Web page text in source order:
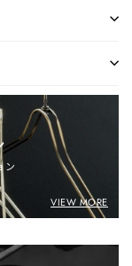
ン
VIEW MORE